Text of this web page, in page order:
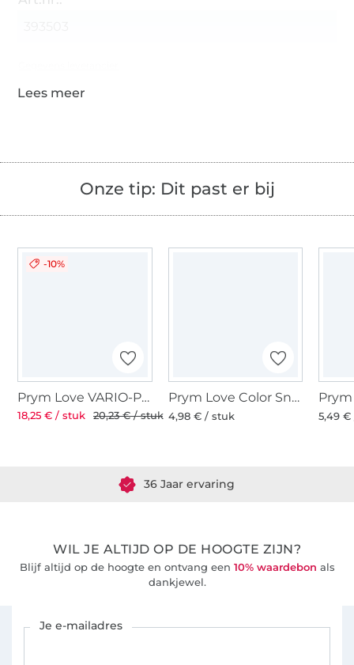
Onze tip: Dit past er bij
-10%
Prym Love VARIO-Pliers
18,25 € / stuk 20,23 € / stuk
Prym Love Color Snaps Mini Tool Set
4,98 € / stuk 5,49
36 Jaar ervaring
WIL JE ALTIJD OP DE HOOGTE ZIJN?
Blijf altijd op de hoogte en ontvang een 10% waardebon als
dankjewel.
Je e-mailadres